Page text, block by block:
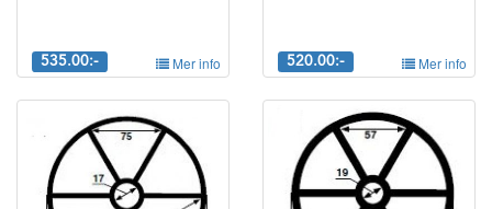
535.00:- Mer info 520.00:- Mer info